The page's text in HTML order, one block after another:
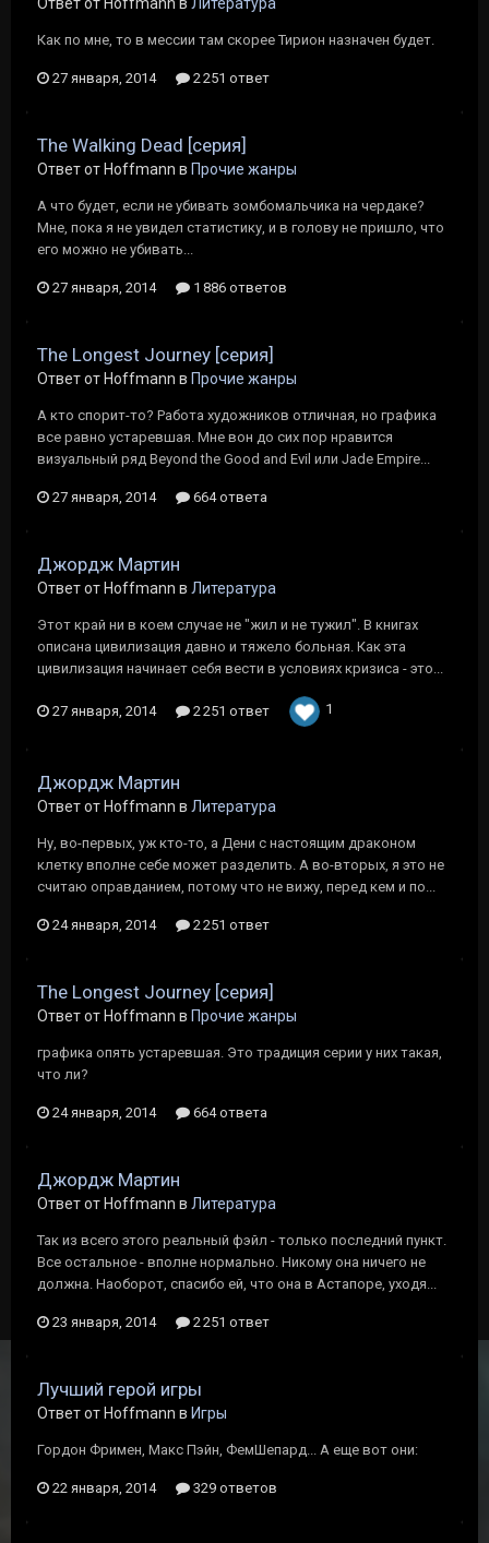
Как по мне, то в мессии там скорее Тирион назначен будет.
27 января, 2014 2 251 ответ
The Walking Dead [серия]
Ответ от Hoffmann в Прочие жанры
А что будет, если не убивать зомбомальчика на чердаке?
Мне, пока я не увидел статистику, и в голову не пришло, что
его можно не убивать...
27 января, 2014 1 886 ответов
The Longest Journey [серия]
Ответ от Hoffmann в Прочие жанры
А кто спорит-то? Работа художников отличная, но графика
все равно устаревшая. Мне вон до сих пор нравится
визуальный ряд Beyond the Good and Evil или Jade Empire...
27 января, 2014 664 ответа
Джордж Мартин
Ответ от Hoffmann в Литература
Этот край ни в коем случае не "жил и не тужил". В книгах
описана цивилизация давно и тяжело больная. Как эта
цивилизация начинает себя вести в условиях кризиса - это...
27 января, 2014 2 251 ответ 1
Джордж Мартин
Ответ от Hoffmann в Литература
Ну, во-первых, уж кто-то, а Дени с настоящим драконом
клетку вполне себе может разделить. А во-вторых, я это не
считаю оправданием, потому что не вижу, перед кем и по...
24 января, 2014 2 251 ответ
The Longest Journey [серия]
Ответ от Hoffmann в Прочие жанры
графика опять устаревшая. Это традиция серии у них такая,
что ли?
24 января, 2014 664 ответа
Джордж Мартин
Ответ от Hoffmann в Литература
Так из всего этого реальный фэйл - только последний пункт.
Все остальное - вполне нормально. Никому она ничего не
должна. Наоборот, спасибо ей, что она в Астапоре, уходя...
23 января, 2014 2 251 ответ
Лучший герой игры
Ответ от Hoffmann в Игры
Гордон Фримен, Макс Пэйн, ФемШепард... А еще вот они:
22 января, 2014 329 ответов